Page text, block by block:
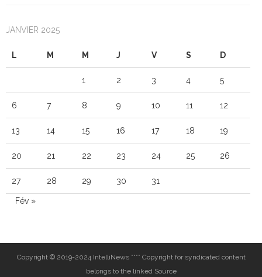
JANVIER 2025
L M M J V S D
1 2 3 4 5
6 7 8 9 10 11 12
13 14 15 16 17 18 19
20 21 22 23 24 25 26
27 28 29 30 31
Fév »
Copyright © 2019-2024 IntelliNews **** Copyright for syndicated content
belongs to the linked Source